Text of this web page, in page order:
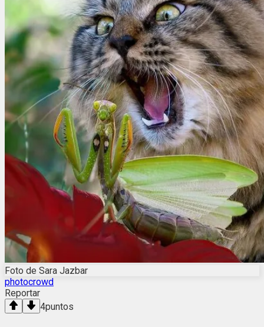
Foto de Sara Jazbar
photocrowd
Reportar
4puntos